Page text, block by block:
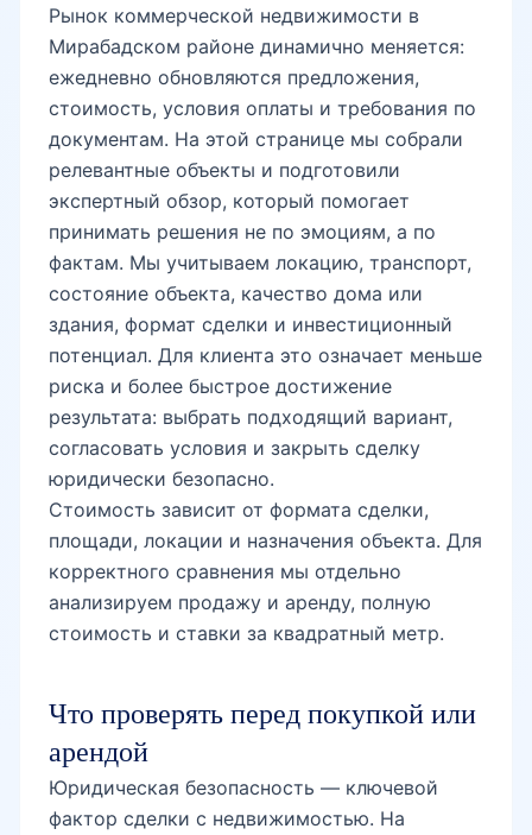
метро Ташкент
Госпитальный рынок
Мирабадский рынок
метро Ойбек
метро Минг Урик
метро Космонавтлар
улица Нукус
Мирабад Авеню
Рынок коммерческой недвижимости в
Мирабадском районе динамично меняется:
ежедневно обновляются предложения,
стоимость, условия оплаты и требования по
документам. На этой странице мы собрали
релевантные объекты и подготовили
экспертный обзор, который помогает
принимать решения не по эмоциям, а по
фактам. Мы учитываем локацию, транспорт,
состояние объекта, качество дома или
здания, формат сделки и инвестиционный
потенциал. Для клиента это означает меньше
риска и более быстрое достижение
результата: выбрать подходящий вариант,
согласовать условия и закрыть сделку
юридически безопасно.
Стоимость зависит от формата сделки,
площади, локации и назначения объекта. Для
корректного сравнения мы отдельно
анализируем продажу и аренду, полную
стоимость и ставки за квадратный метр.
Что проверять перед покупкой или
арендой
Юридическая безопасность — ключевой
фактор сделки с недвижимостью. На